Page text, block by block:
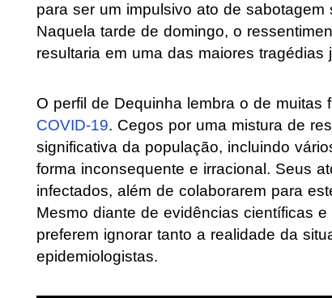
para ser um impulsivo ato de
Naquela tarde de domingo, o
resultaria em uma das maiores tragédias
O perfil de Dequinha lembra o de muitas
COVID-19. Cegos por uma mistura de
significativa da população, incluindo
forma inconsequente e irracional. Seus
infectados, além de colaborarem para
Mesmo diante de evidências científicas e
preferem ignorar tanto a realidade da
epidemiologistas.